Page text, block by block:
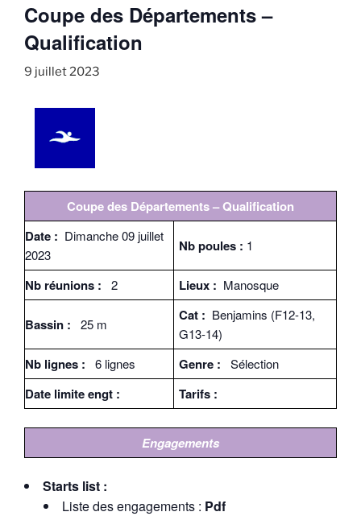
Coupe des Départements –
Qualification
9 juillet 2023
Coupe des Départements – Qualification
Date : Dimanche 09 juillet
2023
Nb poules : 1
Nb réunions : 2 Lieux : Manosque
Bassin : 25 m
Cat : Benjamins (F12-13,
G13-14)
Nb lignes : 6 lignes Genre : Sélection
Date limite engt : Tarifs :
Engagements
Starts list :
Liste des engagements : Pdf